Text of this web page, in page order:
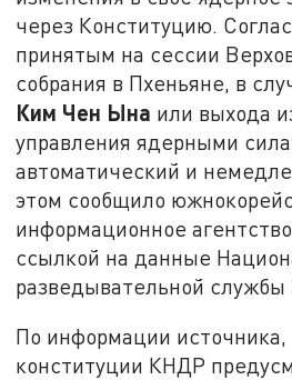
через Конституцию.
принятым на сессии
собрания в Пхеньяне, в
Ким Чен Ына или выхода
управления ядерными
автоматический и
этом сообщило
информационное
ссылкой на данные
разведывательной службы
По информации
конституции КНДР